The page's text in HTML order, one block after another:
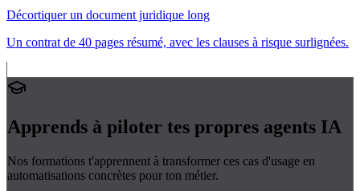
Décortiquer un document juridique long
Un contrat de 40 pages résumé, avec les clauses à risque surlignées.
Apprends à piloter tes propres agents IA
Nos formations t'apprennent à transformer ces cas d'usage en
automatisations concrètes pour ton métier.